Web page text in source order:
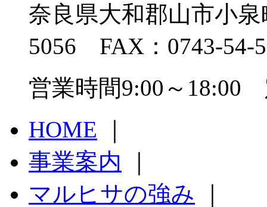
奈良県大和郡山市小
5056 FAX：0743-54-
営業時間9:00～18:00
HOME ｜
事業案内 ｜
マルヒサの強み ｜